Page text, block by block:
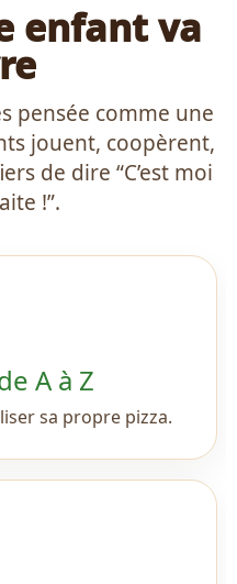
enfant va
pensée comme une
jouent, coopèrent,
de dire “C’est moi
!”.
A à Z
sa propre pizza.